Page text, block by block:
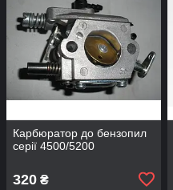
Карбюратор до бензопил
серії 4500/5200
320 ₴